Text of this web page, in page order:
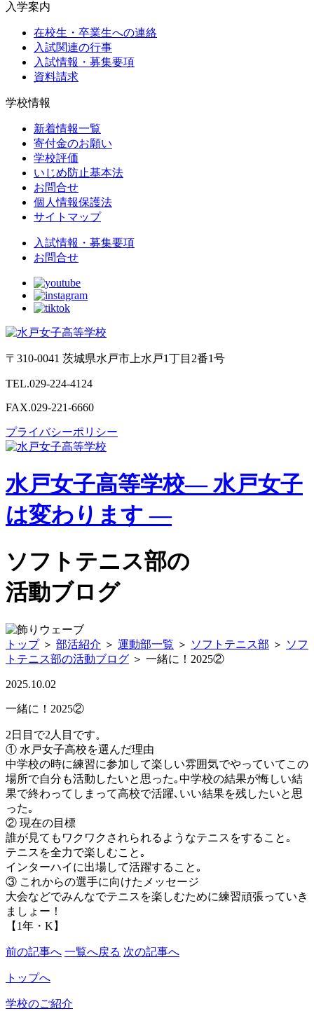
入学案内
在校生・卒業生への連絡
入試関連の行事
入試情報・募集要項
資料請求
学校情報
新着情報一覧
寄付金のお願い
学校評価
いじめ防止基本法
お問合せ
個人情報保護法
サイトマップ
入試情報・募集要項
お問合せ
〒310-0041 茨城県水戸市上水戸1丁目2番1号
TEL.029-224-4124
FAX.029-221-6660
プライバシーポリシー
水戸女子高等学校— 水戸女子
は変わります —
ソフトテニス部の
活動ブログ
トップ ＞ 部活紹介 ＞ 運動部一覧 ＞ ソフトテニス部 ＞ ソフ
トテニス部の活動ブログ ＞ 一緒に！2025②
2025.10.02
一緒に！2025②
2日目で2人目です。
① 水戸女子高校を選んだ理由
中学校の時に練習に参加して楽しい雰囲気でやっていてこの
場所で自分も活動したいと思った｡中学校の結果が悔しい結
果で終わってしまって高校で活躍､いい結果を残したいと思
った｡
② 現在の目標
誰が見てもワクワクされられるようなテニスをすること｡
テニスを全力で楽しむこと｡
インターハイに出場して活躍すること｡
③ これからの選手に向けたメッセージ
大会などでみんなでテニスを楽しむために練習頑張っていき
ましょー！
【1年・K】
前の記事へ 一覧へ戻る 次の記事へ
トップへ
学校のご紹介